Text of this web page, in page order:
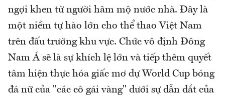
ngợi khen từ người hâm mộ nước nhà. Đây là
một niềm tự hào lớn cho thể thao Việt Nam
trên đấu trường khu vực. Chức vô định Đông
Nam Á sẽ là sự khích lệ lớn và tiếp thêm quyết
tâm hiện thực hóa giấc mơ dự World Cup bóng
đá nữ của "các cô gái vàng" dưới sự dẫn dắt của